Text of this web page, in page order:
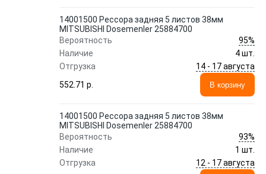
14001500 Рессора задняя 5 листов 38мм
MITSUBISHI Dosemenler 25884700
Вероятность
95%
Наличие
4 шт.
Отгрузка
14 - 17 августа
552.71 p.
В корзину
14001500 Рессора задняя 5 листов 38мм
MITSUBISHI Dosemenler 25884700
Вероятность
93%
Наличие
1 шт.
Отгрузка
12 - 17 августа